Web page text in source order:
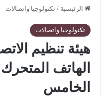
الرئيسية / تكنولوجيا واتصالات
تكنولوجيا واتصالات
هيئة تنظيم
الهاتف
الخامس